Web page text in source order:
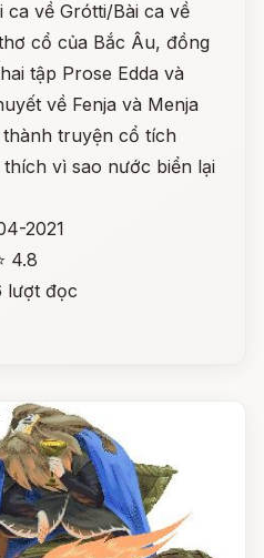
về Grótti/Bài ca về
cổ của Bắc Âu, đồng
tập Prose Edda và
về Fenja và Menja
truyện cổ tích
vì sao nước biển lại
2021
4.8
lượt đọc